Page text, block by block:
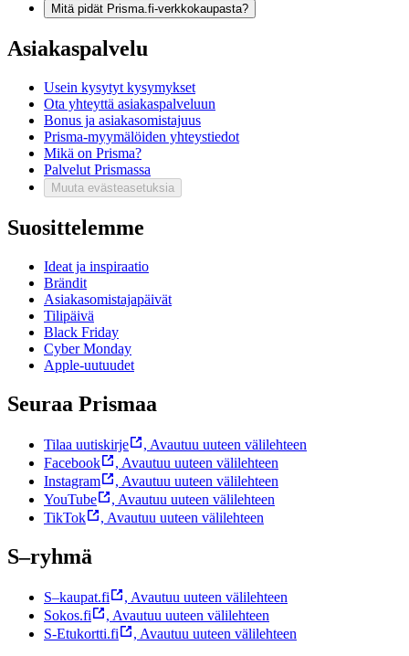
Mitä pidät Prisma.fi-verkkokaupasta?
Asiakaspalvelu
Usein kysytyt kysymykset
Ota yhteyttä asiakaspalveluun
Bonus ja asiakasomistajuus
Prisma-myymälöiden yhteystiedot
Mikä on Prisma?
Palvelut Prismassa
Muuta evästeasetuksia
Suosittelemme
Ideat ja inspiraatio
Brändit
Asiakasomistajapäivät
Tilipäivä
Black Friday
Cyber Monday
Apple-uutuudet
Seuraa Prismaa
Tilaa uutiskirje , Avautuu uuteen välilehteen
Facebook
, Avautuu uuteen välilehteen
Instagram
, Avautuu uuteen välilehteen
YouTube
, Avautuu uuteen välilehteen
TikTok
, Avautuu uuteen välilehteen
S–ryhmä
S–kaupat.fi , Avautuu uuteen välilehteen
Sokos.fi
, Avautuu uuteen välilehteen
S-Etukortti.fi
, Avautuu uuteen välilehteen